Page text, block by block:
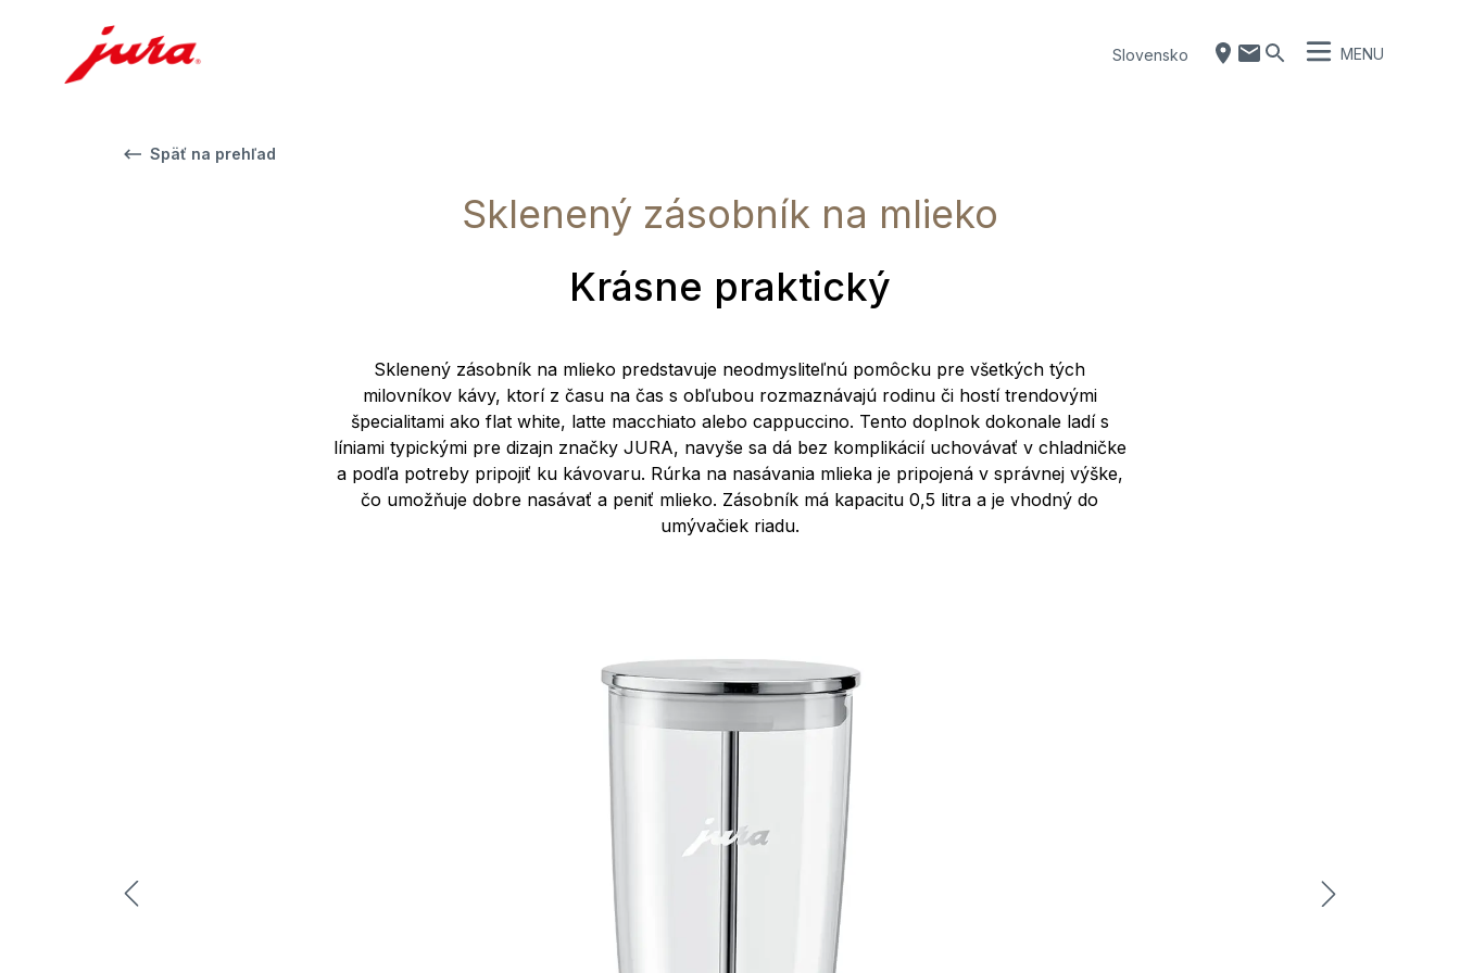
Slovensko MENU
Späť na prehľad
Sklenený zásobník na mlieko
Krásne praktický
Sklenený zásobník na mlieko predstavuje neodmysliteľnú pomôcku pre všetkých tých
milovníkov kávy, ktorí z času na čas s obľubou rozmaznávajú rodinu či hostí trendovými
špecialitami ako flat white, latte macchiato alebo cappuccino. Tento doplnok dokonale ladí s
líniami typickými pre dizajn značky JURA, navyše sa dá bez komplikácií uchovávať v chladničke
a podľa potreby pripojiť ku kávovaru. Rúrka na nasávania mlieka je pripojená v správnej výške,
čo umožňuje dobre nasávať a peniť mlieko. Zásobník má kapacitu 0,5 litra a je vhodný do
umývačiek riadu.